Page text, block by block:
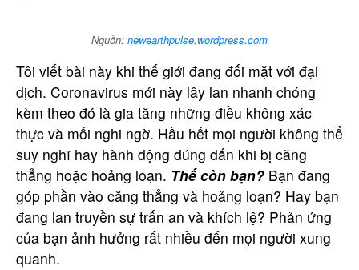
Nguồn: newearthpulse.wordpress.com
Tôi viết bài này khi thế giới đang đối mặt với đại
dịch. Coronavirus mới này lây lan nhanh chóng
kèm theo đó là gia tăng những điều không xác
thực và mối nghi ngờ. Hầu hết mọi người không thể
suy nghĩ hay hành động đúng đắn khi bị căng
thẳng hoặc hoảng loạn. Thế còn bạn? Bạn đang
góp phần vào căng thẳng và hoảng loạn? Hay bạn
đang lan truyền sự trấn an và khích lệ? Phản ứng
của bạn ảnh hưởng rất nhiều đến mọi người xung
quanh.